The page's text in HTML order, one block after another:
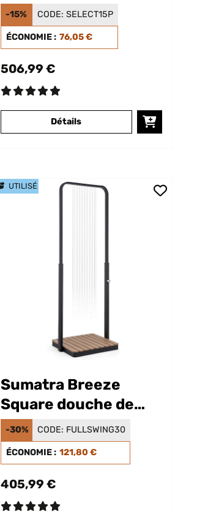
jardin
-15% CODE: SELECT15P
ÉCONOMIE : 76,05 €
506,99 €
Détails
Sumatra Breeze
Square douche de
jardin
-30% CODE: FULLSWING30
ÉCONOMIE : 121,80 €
405,99 €
UTILISÉ